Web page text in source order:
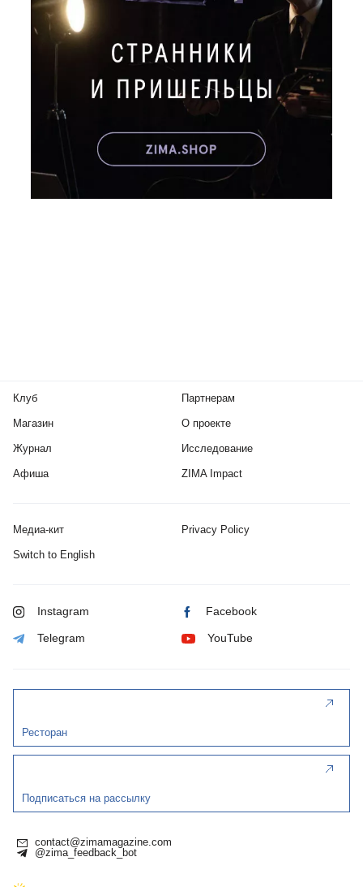
Клуб
Магазин
Журнал
Афиша
Партнерам
О проекте
Исследование
ZIMA Impact
Медиа-кит Privacy Policy
Switch to English
Instagram Facebook
Telegram YouTube
Ресторан
Подписаться на рассылку
contact@zimamagazine.com
@zima_feedback_bot